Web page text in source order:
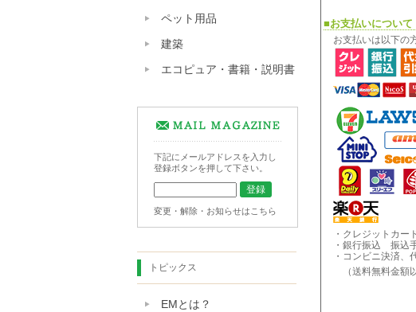
■お支払いについて
お支払いは以下の
・クレジットカ
・銀行振込 振込
・コンビニ決済、
（送料無料金額
ペット用品
建築
エコピュア・書籍・説明書
下記にメールアドレスを入力し
登録ボタンを押して下さい。
変更・解除・お知らせはこちら
トピックス
EMとは？